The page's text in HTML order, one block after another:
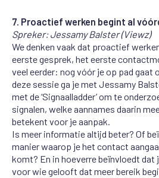
7. Proactief werken begint al
Spreker: Jessamy Balster (Viewz)
We denken vaak dat proactief
eerste gesprek, het eerste
veel eerder: nog vóór je op pad gaat
deze sessie ga je met Jessamy
met de ‘Signaalladder’ om te
signalen, welke aannames daarin
betekent voor je aanpak.
Is meer informatie altijd beter? Of
manier waarop je het contact
komt? En in hoeverre beïnvloedt dat
voor wie gelooft dat meer bereik